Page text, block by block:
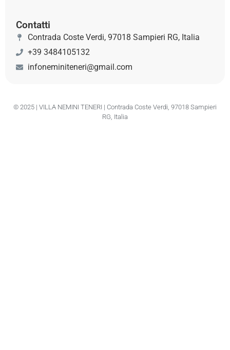
Contatti
Contrada Coste Verdi, 97018 Sampieri RG, Italia
+39 3484105132
infoneminiteneri@gmail.com
© 2025 | VILLA NEMINI TENERI | Contrada Coste Verdi, 97018 Sampieri
RG, Italia